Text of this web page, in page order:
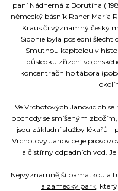
paní Nádherná z Borutína (
německý básník Raner Maria
Kraus či významný český
Sidonie byla poslední
Smutnou kapitolou v
důsledku zřízení
koncentračního tábora
Ve Vrchotových Janovicích
obchody se smíšeným
jsou základní služby lékařů -
Vrchotovy Janovice je
a čistírny odpadních vod.
Nejvýznamnější památkou a
a zámecký park,